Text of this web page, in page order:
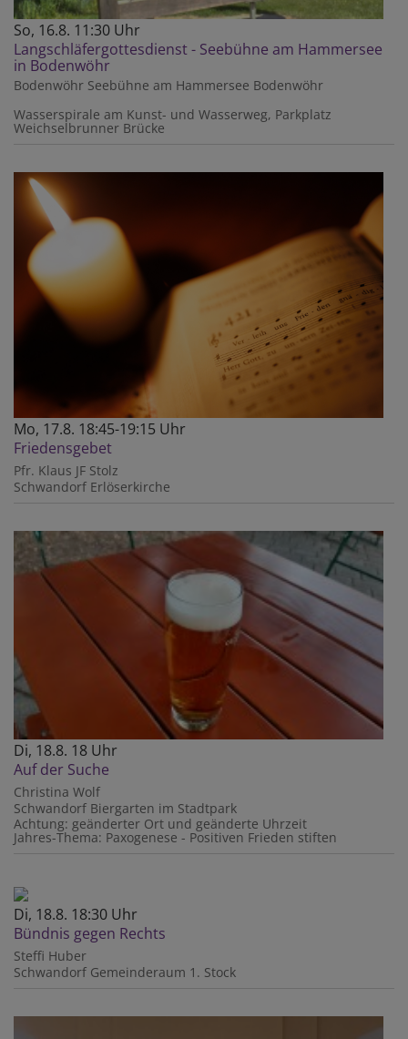
So, 16.8. 11:30 Uhr
Langschläfergottesdienst - Seebühne am Hammersee
in Bodenwöhr
Bodenwöhr Seebühne am Hammersee Bodenwöhr
Wasserspirale am Kunst- und Wasserweg, Parkplatz
Weichselbrunner Brücke
Mo, 17.8. 18:45-19:15 Uhr
Friedensgebet
Pfr. Klaus JF Stolz
Schwandorf Erlöserkirche
Di, 18.8. 18 Uhr
Auf der Suche
Christina Wolf
Schwandorf Biergarten im Stadtpark
Achtung: geänderter Ort und geänderte Uhrzeit
Jahres-Thema: Paxogenese - Positiven Frieden stiften
Di, 18.8. 18:30 Uhr
Bündnis gegen Rechts
Steffi Huber
Schwandorf Gemeinderaum 1. Stock